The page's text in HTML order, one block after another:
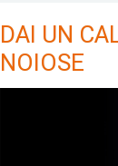
DAI UN
NOIOSE